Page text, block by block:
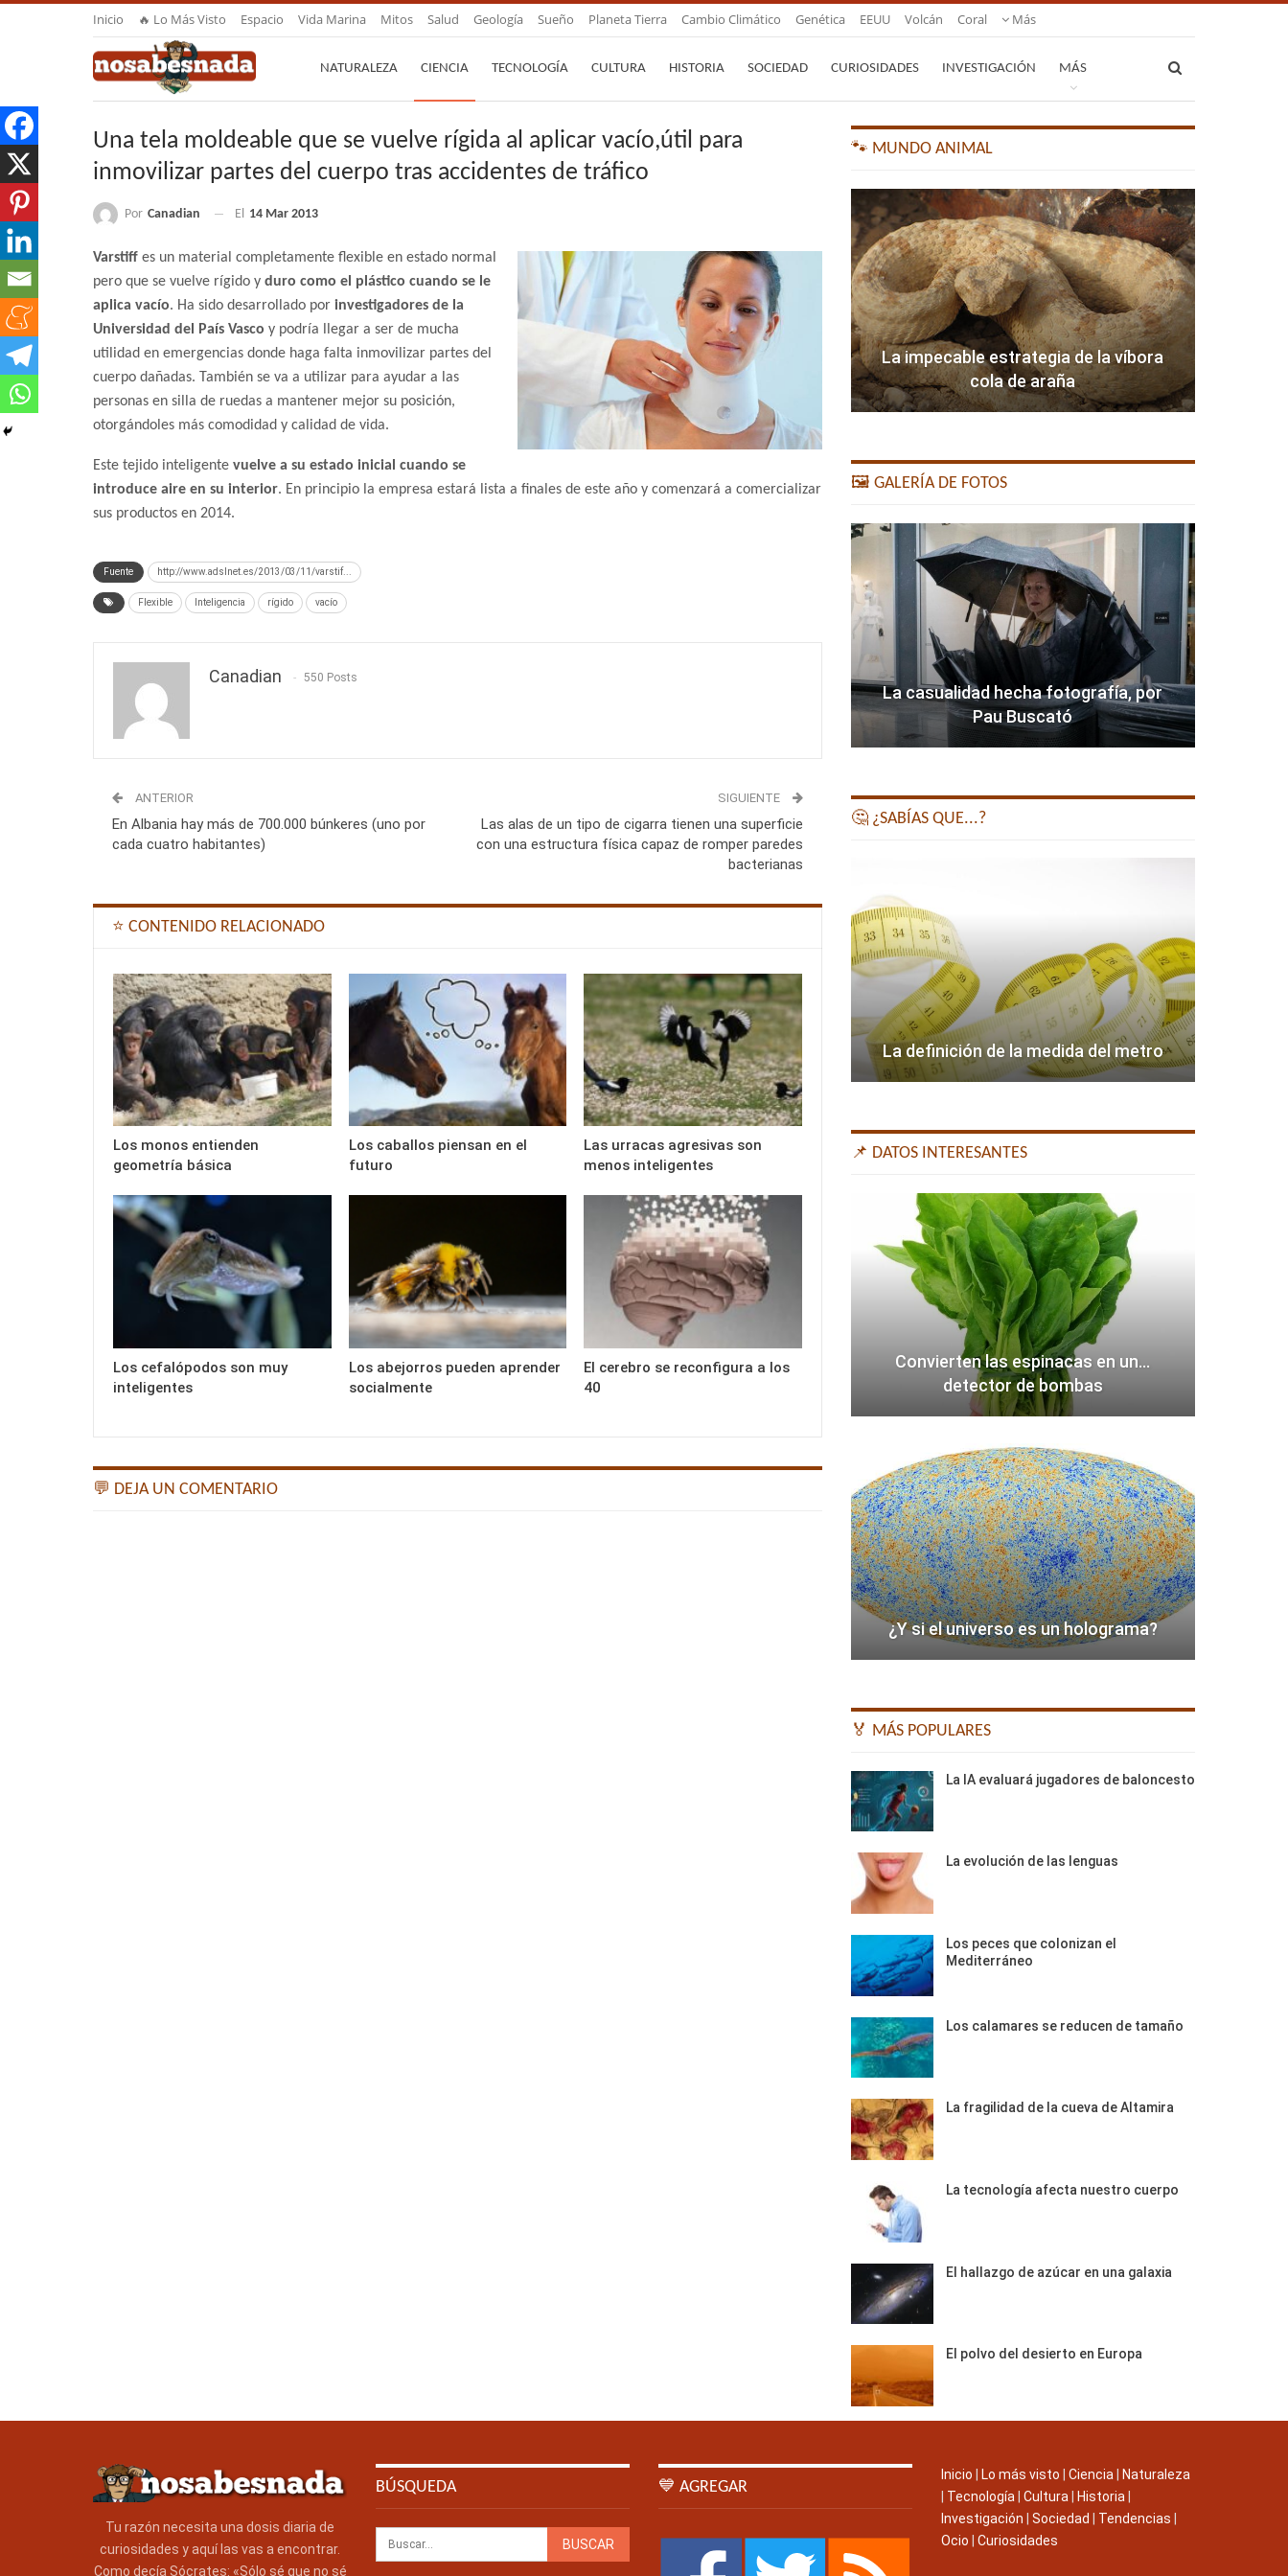
Inicio 🔥 Lo Más Visto Espacio Vida Marina Mitos Salud Geología Sueño Planeta Tierra Cambio Climático Genética EEUU Volcán Coral Más
NATURALEZA CIENCIA TECNOLOGÍA CULTURA HISTORIA SOCIEDAD CURIOSIDADES INVESTIGACIÓN MÁS
Una tela moldeable que se vuelve rígida al aplicar vacío,útil para
inmovilizar partes del cuerpo tras accidentes de tráfico
Por Canadian El 14 Mar 2013
Varstiff es un material completamente flexible en estado normal
pero que se vuelve rígido y duro como el plástico cuando se le
aplica vacío. Ha sido desarrollado por investigadores de la
Universidad del País Vasco y podría llegar a ser de mucha
utilidad en emergencias donde haga falta inmovilizar partes del
cuerpo dañadas. También se va a utilizar para ayudar a las
personas en silla de ruedas a mantener mejor su posición,
otorgándoles más comodidad y calidad de vida.
Este tejido inteligente vuelve a su estado inicial cuando se
introduce aire en su interior. En principio la empresa estará lista a finales de este año y comenzará a comercializar
sus productos en 2014.
Fuente http://www.adslnet.es/2013/03/11/varstif...
Flexible Inteligencia rígido vacío
Canadian 550 Posts
ANTERIOR
En Albania hay más de 700.000 búnkeres (uno por
cada cuatro habitantes)
SIGUIENTE
Las alas de un tipo de cigarra tienen una superficie
con una estructura física capaz de romper paredes
bacterianas
⭐ CONTENIDO RELACIONADO
Los monos entienden
geometría básica
Los caballos piensan en el
futuro
Las urracas agresivas son
menos inteligentes
Los cefalópodos son muy
inteligentes
Los abejorros pueden aprender
socialmente
El cerebro se reconfigura a los
40
💬 DEJA UN COMENTARIO
🐾 MUNDO ANIMAL
La impecable estrategia de la víbora
cola de araña
🖼️ GALERÍA DE FOTOS
La casualidad hecha fotografía, por
Pau Buscató
🤔 ¿SABÍAS QUE...?
La definición de la medida del metro
📌 DATOS INTERESANTES
Convierten las espinacas en un…
detector de bombas
¿Y si el universo es un holograma?
🏅 MÁS POPULARES
La IA evaluará jugadores de baloncesto
La evolución de las lenguas
Los peces que colonizan el
Mediterráneo
Los calamares se reducen de tamaño
La fragilidad de la cueva de Altamira
La tecnología afecta nuestro cuerpo
El hallazgo de azúcar en una galaxia
El polvo del desierto en Europa
Tu razón necesita una dosis diaria de
curiosidades y aquí las vas a encontrar.
Como decía Sócrates: «Sólo sé que no sé
BÚSQUEDA 💙 AGREGAR
Inicio Lo más visto Ciencia
Naturaleza
Tecnología Cultura Historia
Investigación
Sociedad Tendencias
Ocio
Curiosidades